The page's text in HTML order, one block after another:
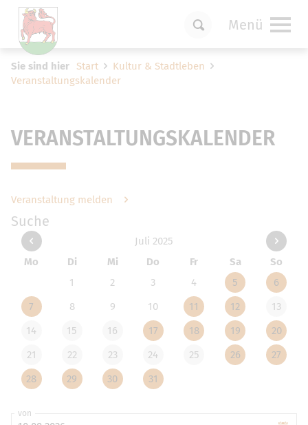
Menü
Sie sind hier Start
Kultur & Stadtleben
Veranstaltungskalender
VERANSTALTUNGSKALENDER
Veranstaltung melden
Suche
Juli 2025
Mo
Di Mi Do Fr Sa
So
1
2 3 4 5
6
7
8 9 10 11 12
13
14
15 16 17 18 19
20
21
22 23 24 25 26
27
28
29 30 31
von
vornehmen zu können wird die Berechtigung
fürfunktionale Cookies